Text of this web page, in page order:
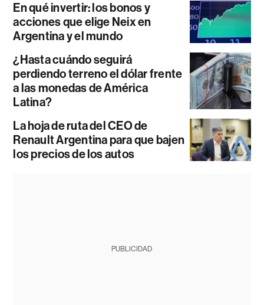
En qué invertir: los bonos y
acciones que elige Neix en
Argentina y el mundo
¿Hasta cuándo seguirá
perdiendo terreno el dólar frente
a las monedas de América
Latina?
La hoja de ruta del CEO de
Renault Argentina para que bajen
los precios de los autos
PUBLICIDAD